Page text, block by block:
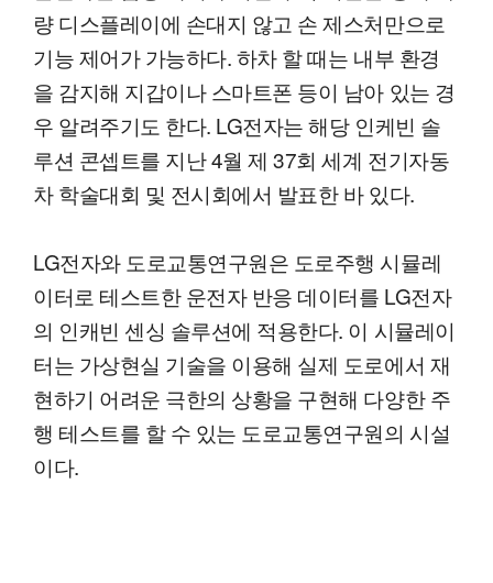
량 디스플레이에 손대지 않고 손 제스처만으로
기능 제어가 가능하다. 하차 할 때는 내부 환경
을 감지해 지갑이나 스마트폰 등이 남아 있는 경
우 알려주기도 한다. LG전자는 해당 인케빈 솔
루션 콘셉트를 지난 4월 제 37회 세계 전기자동
차 학술대회 및 전시회에서 발표한 바 있다.
LG전자와 도로교통연구원은 도로주행 시뮬레
이터로 테스트한 운전자 반응 데이터를 LG전자
의 인캐빈 센싱 솔루션에 적용한다. 이 시뮬레이
터는 가상현실 기술을 이용해 실제 도로에서 재
현하기 어려운 극한의 상황을 구현해 다양한 주
행 테스트를 할 수 있는 도로교통연구원의 시설
이다.